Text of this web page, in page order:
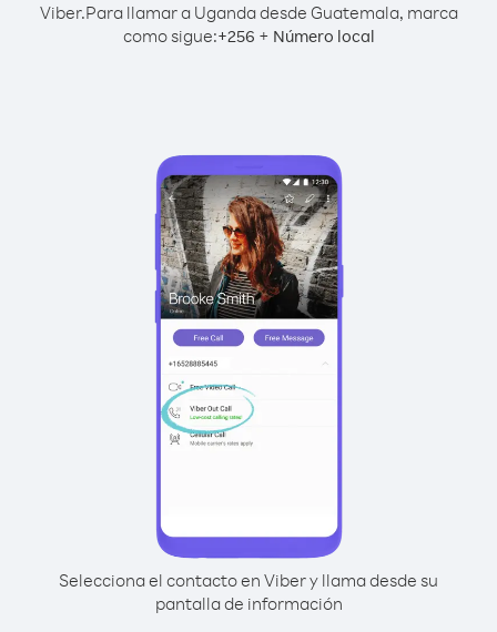
Viber.Para llamar a Uganda desde Guatemala, marca
como sigue:+256 + Número local
Selecciona el contacto en Viber y llama desde su
pantalla de información